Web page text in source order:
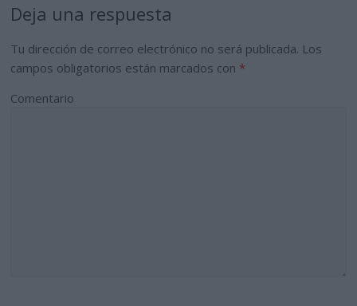
Deja una respuesta
Tu dirección de correo electrónico no será publicada. Los
campos obligatorios están marcados con *
Comentario